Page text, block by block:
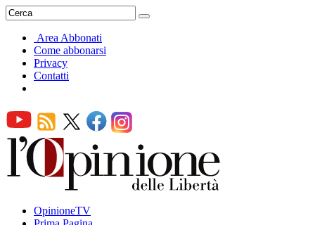
Area Abbonati
Come abbonarsi
Privacy
Contatti
OpinioneTV